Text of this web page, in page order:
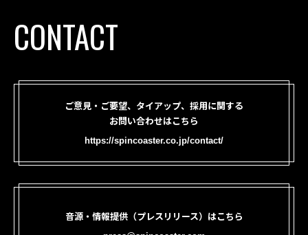
CONTACT
ご意見・ご要望、タイアップ、採用に関する
お問い合わせはこちら
https://spincoaster.co.jp/contact/
音源・情報提供（プレスリリース）はこちら